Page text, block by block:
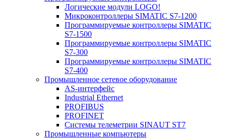
Логические модули LOGO!
Микроконтроллеры SIMATIC S7-1200
Программируемые контроллеры SIMATIC
S7-1500
Программируемые контроллеры SIMATIC
S7-300
Программируемые контроллеры SIMATIC
S7-400
Промышленное сетевое оборудование
AS-интерфейс
Industrial Ethernet
PROFIBUS
PROFINET
Системы телеметрии SINAUT ST7
Промышленные компьютеры